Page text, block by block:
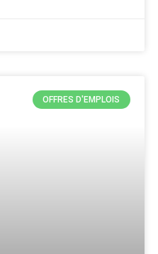
OFFRES D'EMPLOIS